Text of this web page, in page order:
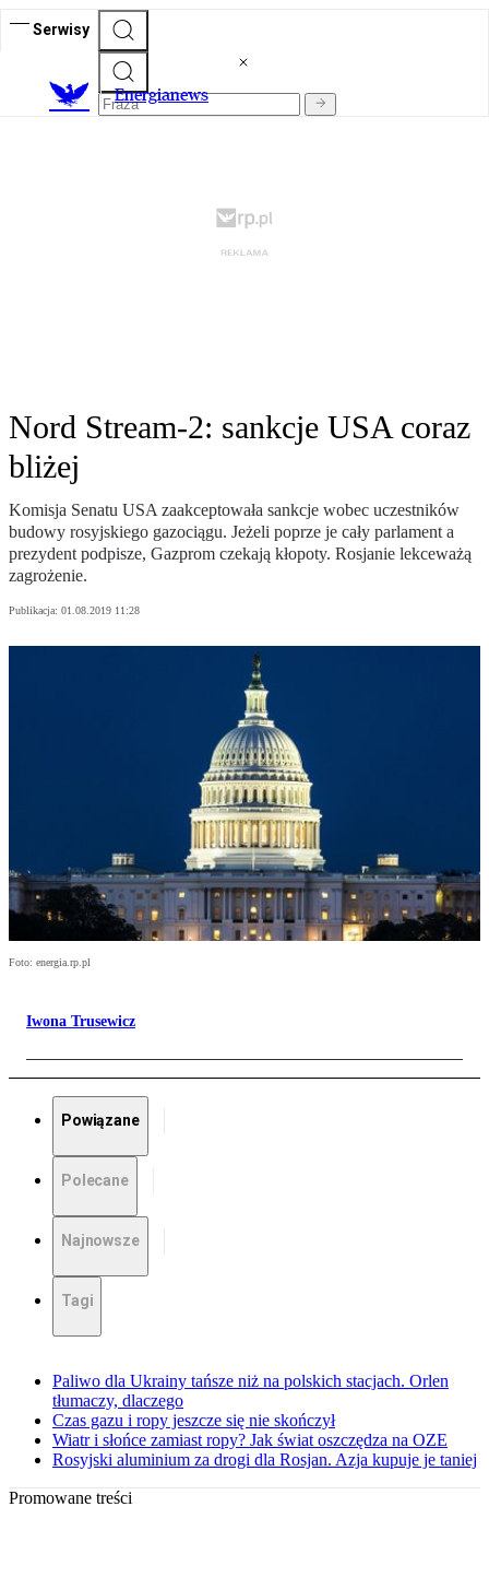
Serwisy
Energianews
Nord Stream-2: sankcje USA coraz
bliżej
Komisja Senatu USA zaakceptowała sankcje wobec uczestników
budowy rosyjskiego gazociągu. Jeżeli poprze je cały parlament a
prezydent podpisze, Gazprom czekają kłopoty. Rosjanie lekceważą
zagrożenie.
Publikacja: 01.08.2019 11:28
Foto: energia.rp.pl
Iwona Trusewicz
Powiązane
Polecane
Najnowsze
Tagi
Paliwo dla Ukrainy tańsze niż na polskich stacjach. Orlen
tłumaczy, dlaczego
Czas gazu i ropy jeszcze się nie skończył
Wiatr i słońce zamiast ropy? Jak świat oszczędza na OZE
Rosyjski aluminium za drogi dla Rosjan. Azja kupuje je taniej
Promowane treści